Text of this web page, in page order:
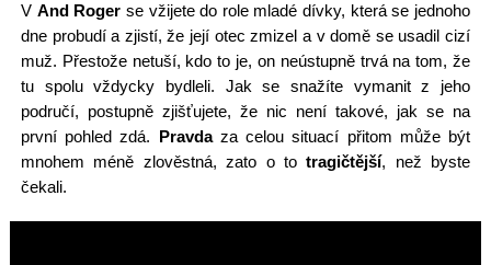
V And Roger se vžijete do role mladé dívky, která se jednoho
dne probudí a zjistí, že její otec zmizel a v domě se usadil cizí
muž. Přestože netuší, kdo to je, on neústupně trvá na tom, že
tu spolu vždycky bydleli. Jak se snažíte vymanit z jeho
područí, postupně zjišťujete, že nic není takové, jak se na
první pohled zdá. Pravdaza celou situací přitom může být
mnohem méně zlověstná, zato o totragičtější, než byste
čekali.